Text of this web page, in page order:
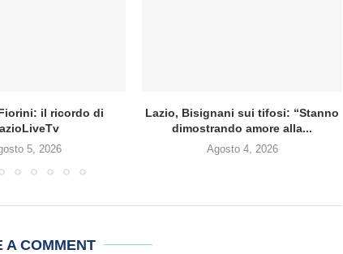
il ricordo di
5, 2026
Lazio, Bisignani sui tifosi: “Stanno
dimostrando amore alla...
Agosto 4, 2026
A COMMENT